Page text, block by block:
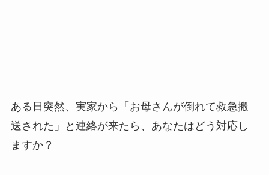
ある日突然、実家から「お母さんが倒れて救急搬
送された」と連絡が来たら、あなたはどう対応し
ますか？